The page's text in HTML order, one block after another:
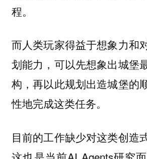
程。
而人类玩家得益于想象力和
划能力，可以先想象出城堡
构，再以此规划出造城堡的
性地完成这类任务。
目前的工作缺少对这类创造